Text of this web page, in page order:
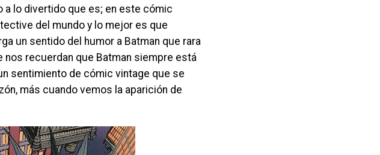
lo divertido que es; en este cómic
del mundo y lo mejor es que
un sentido del humor a Batman que rara
nos recuerdan que Batman siempre está
sentimiento de cómic vintage que se
más cuando vemos la aparición de